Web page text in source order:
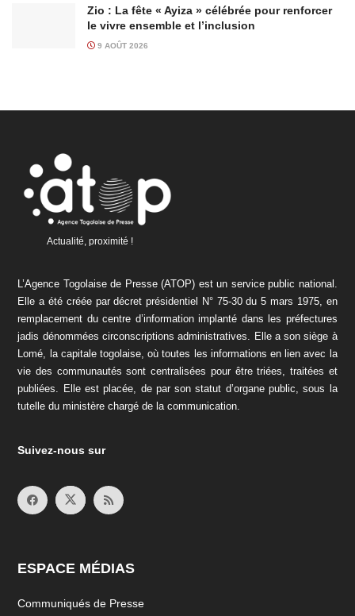
Zio : La fête « Ayiza » célébrée pour renforcer
le vivre ensemble et l’inclusion
9 AOÛT 2026
Actualité, proximité !
L’Agence Togolaise de Presse (ATOP) est un service public national.
Elle a été créée par décret présidentiel N° 75-30 du 5 mars 1975, en
remplacement du centre d’information implanté dans les préfectures
jadis dénommées circonscriptions administratives. Elle a son siège à
Lomé, la capitale togolaise, où toutes les informations en lien avec la
vie des communautés sont centralisées pour être triées, traitées et
publiées. Elle est placée, de par son statut d’organe public, sous la
tutelle du ministère chargé de la communication.
Suivez-nous sur
ESPACE MÉDIAS
Communiqués de Presse